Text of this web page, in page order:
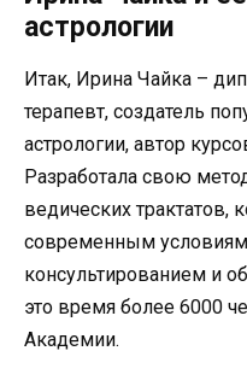
астрологии
Итак, Ирина Чайка –
терапевт, создатель
астрологии, автор
Разработала свою
ведических трактатов,
современным
консультированием и
это время более 6000
Академии.